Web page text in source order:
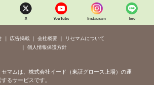
X YouTube Instagram line
広告掲載 会社概要
リセマムについて
個人情報保護方針
セマムは、株式会社イード（東証グロース上場）の運
するサービスです。